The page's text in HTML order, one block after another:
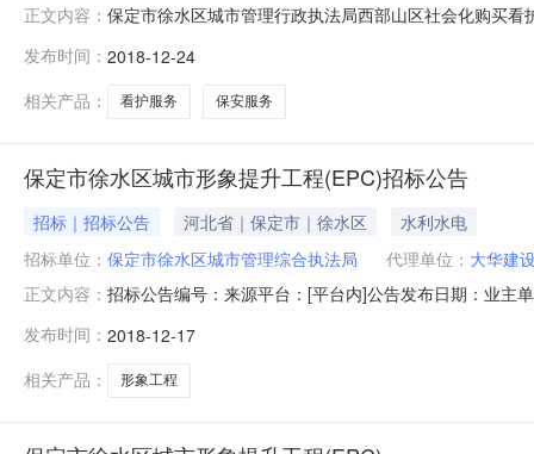
正文内容： 保定市徐水区城市管理行政执法局西部山区社会化购买
限公司采购代理机构地址：保定市七一东路未来石4栋
段划分：一
发布时间： 2018-12-24
相关产品：
看护服务 保安服务
保定市徐水区城市形象提升工程(EPC)招标公告
招标｜招标公告 河北省｜保定市｜徐水区
水利水电
招标单位： 保定市徐水区城市管理综合执法局 代理单位： 大华建
正文内容： 招标公告编号：来源平台：[平台内]公告发布日期：业主
管理业/公共设施管理业所属地区：保定市-徐水县-->招
已由保定市徐
发布时间： 2018-12-17
相关产品：
形象工程